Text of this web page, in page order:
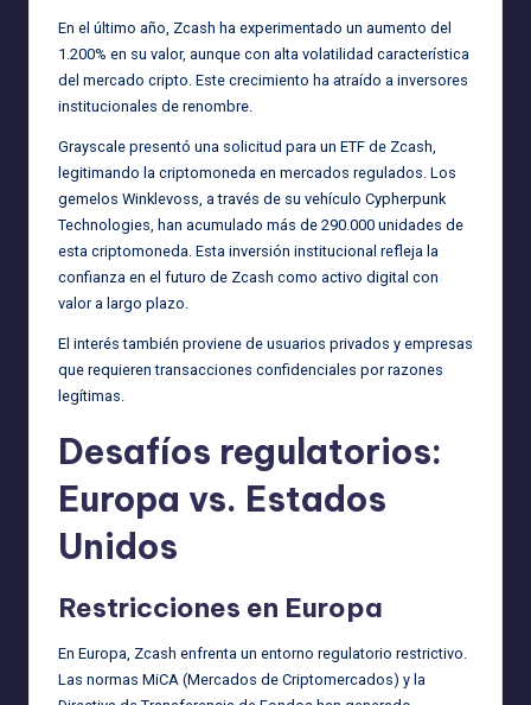
En el último año, Zcash ha experimentado un aumento del
1.200% en su valor, aunque con alta volatilidad característica
del mercado cripto. Este crecimiento ha atraído a inversores
institucionales de renombre.
Grayscale presentó una solicitud para un ETF de Zcash,
legitimando la criptomoneda en mercados regulados. Los
gemelos Winklevoss, a través de su vehículo Cypherpunk
Technologies, han acumulado más de 290.000 unidades de
esta criptomoneda. Esta inversión institucional refleja la
confianza en el futuro de Zcash como activo digital con
valor a largo plazo.
El interés también proviene de usuarios privados y empresas
que requieren transacciones confidenciales por razones
legítimas.
Desafíos regulatorios:
Europa vs. Estados
Unidos
Restricciones en Europa
En Europa, Zcash enfrenta un entorno regulatorio restrictivo.
Las normas MiCA (Mercados de Criptomercados) y la